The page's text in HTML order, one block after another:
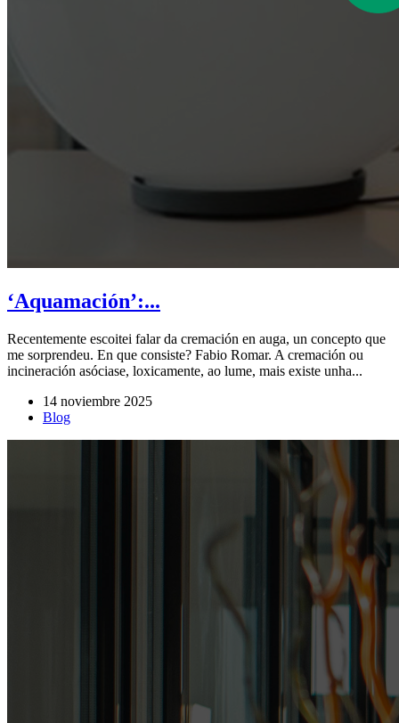
‘Aquamación’:...
Recentemente escoitei falar da cremación en auga, un concepto que
me sorprendeu. En que consiste? Fabio Romar. A cremación ou
incineración asóciase, loxicamente, ao lume, mais existe unha...
14 noviembre 2025
Blog